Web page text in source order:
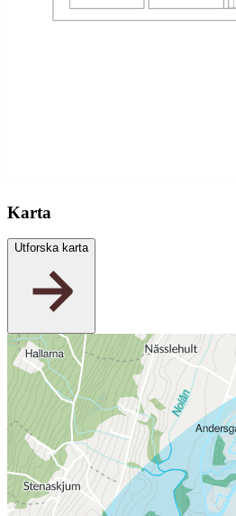
Karta
Utforska karta